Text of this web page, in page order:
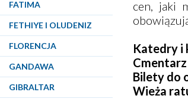
FATIMA
FETHIYE I OLUDENIZ
FLORENCJA
GANDAWA
GIBRALTAR
cen, jaki
Katedry i
Bilety do
Wieża